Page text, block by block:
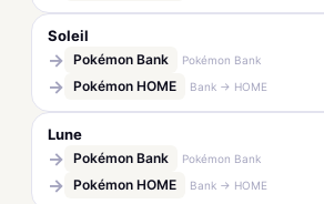
Soleil
→ Pokémon Bank Pokémon Bank
→ Pokémon HOME Bank → HOME
Lune
→ Pokémon Bank Pokémon Bank
→ Pokémon HOME Bank → HOME